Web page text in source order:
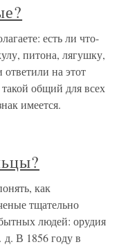
есть ли что-
питона, лягушку,
на этот
общий для всех
имеется.
как
тщательно
людей: орудия
д. В 1856 году в